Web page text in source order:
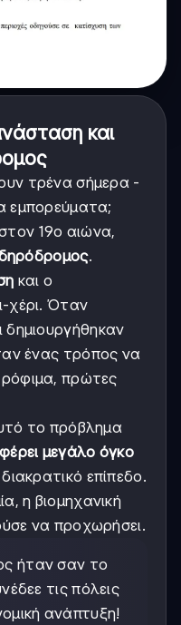
και
τρένα σήμερα -
εμπορεύματα;
19ο αιώνα,
.
και ο
χέρι. Όταν
ένας τρόπος να
πρώτες
το πρόβλημα
μεγάλο όγκο
επίπεδο.
η βιομηχανική
να προχωρήσει.
ήταν σαν το
τις πόλεις
ανάπτυξη!